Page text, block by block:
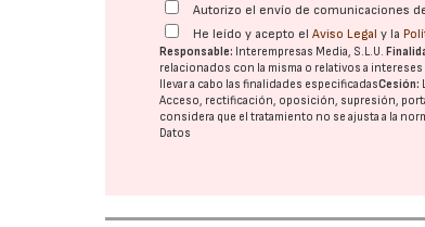
Autorizo el envío de comunicaciones
He leído y acepto elAviso Legal y la
Responsable: Interempresas Media, S.L.U.
relacionados con la misma o relativos a
llevar a cabo las finalidades especificadasCesión:
Acceso, rectificación, oposición, supresión,
considera que el tratamiento no se ajusta a la
Datos